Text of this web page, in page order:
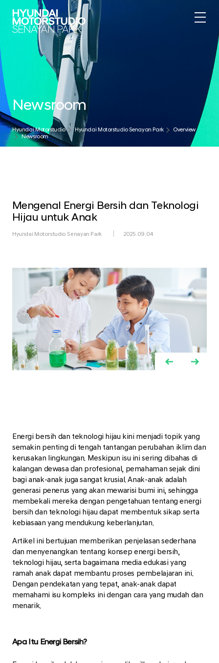
Newsroom
Hyundai Motorstudio Hyundai Motorstudio Senayan Park
Overview
Newsroom
Mengenal Energi Bersih dan Teknologi
Hijau untuk Anak
Hyundai Motorstudio Senayan Park 2025.09.04
Energi bersih dan teknologi hijau kini menjadi topik yang
semakin penting di tengah tantangan perubahan iklim dan
kerusakan lingkungan. Meskipun isu ini sering dibahas di
kalangan dewasa dan profesional, pemahaman sejak dini
bagi anak-anak juga sangat krusial. Anak-anak adalah
generasi penerus yang akan mewarisi bumi ini, sehingga
membekali mereka dengan pengetahuan tentang energi
bersih dan teknologi hijau dapat membentuk sikap serta
kebiasaan yang mendukung keberlanjutan.
Artikel ini bertujuan memberikan penjelasan sederhana
dan menyenangkan tentang konsep energi bersih,
teknologi hijau, serta bagaimana media edukasi yang
ramah anak dapat membantu proses pembelajaran ini.
Dengan pendekatan yang tepat, anak-anak dapat
memahami isu kompleks ini dengan cara yang mudah dan
menarik.
Apa Itu Energi Bersih?